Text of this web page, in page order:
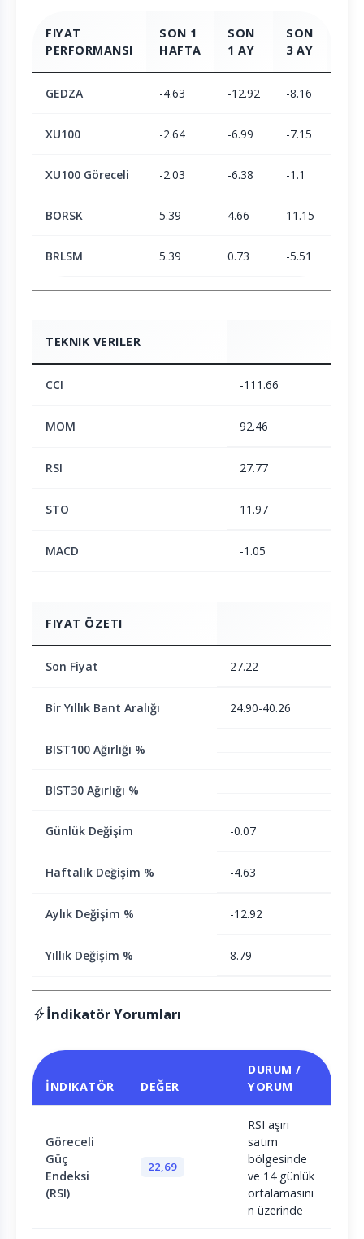
FIYAT
PERFORMANSI
SON 1
HAFTA
SON
1 AY
SON
3 AY
GEDZA -4.63 -12.92 -8.16
XU100 -2.64 -6.99 -7.15
XU100 Göreceli -2.03 -6.38 -1.1
BORSK 5.39 4.66 11.15
BRLSM 5.39 0.73 -5.51
TEKNIK VERILER
CCI -111.66
MOM 92.46
RSI 27.77
STO 11.97
MACD -1.05
FIYAT ÖZETI
Son Fiyat 27.22
Bir Yıllık Bant Aralığı 24.90-40.26
BIST100 Ağırlığı %
BIST30 Ağırlığı %
Günlük Değişim -0.07
Haftalık Değişim % -4.63
Aylık Değişim % -12.92
Yıllık Değişim % 8.79
İndikatör Yorumları
İNDIKATÖR DEĞER
DURUM /
YORUM
Göreceli
Güç
Endeksi
(RSI)
22,69
RSI aşırı
satım
bölgesinde
ve 14 günlük
ortalamasını
n üzerinde